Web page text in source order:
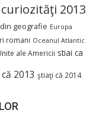
curiozităţi 2013
geografie Europa
romani Oceanul Atlantic
ale Americii stiai ca
2013 ştiaţi că 2014